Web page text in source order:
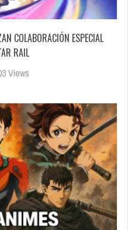
COLABORACIÓN ESPECIAL
RAIL
Views